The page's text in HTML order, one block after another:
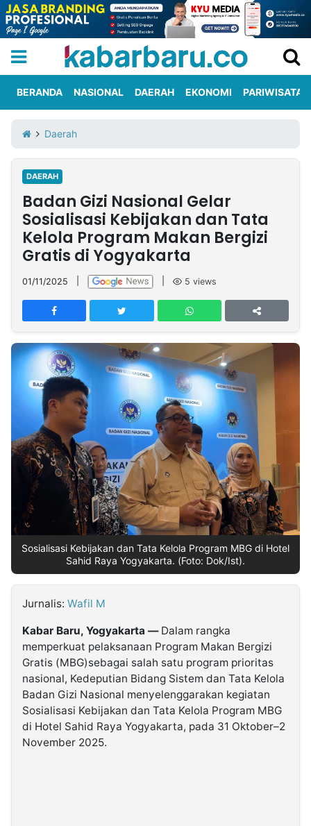
Iklan
Berita
Kami
Nasional
International
Olahraga
Entertainment
Daerah
Pariwisata
Kuliner
Kolom
Network
PT
TREETAN
MULTIMEDIA
INDONESIA
Partner
Insight
Suara
Lens
Daily
Jalan
Rakyat
Idealita
Dinamikapost.com
Radar
Seedbacklink
Follow
Kabarbaru
Kabarbaru.co
2026
Kabarbaru
Media
Holding
BERANDA NASIONAL DAERAH EKONOMI PARIWISATA
Daerah
DAERAH
Badan Gizi Nasional Gelar
Sosialisasi Kebijakan dan Tata
Kelola Program Makan Bergizi
Gratis di Yogyakarta
01/11/2025 5 views
Sosialisasi Kebijakan dan Tata Kelola Program MBG di Hotel
Sahid Raya Yogyakarta. (Foto: Dok/Ist).
Jurnalis: Wafil M
Kabar Baru, Yogyakarta —Dalam rangka
memperkuat pelaksanaan Program Makan Bergizi
Gratis (MBG)sebagai salah satu program prioritas
nasional, Kedeputian Bidang Sistem dan Tata Kelola
Badan Gizi Nasional menyelenggarakan kegiatan
Sosialisasi Kebijakan dan Tata Kelola Program MBG
di Hotel Sahid Raya Yogyakarta, pada 31 Oktober–2
November 2025.